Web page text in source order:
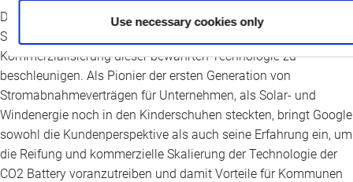
Use necessary cookies only
Durch die direkte Investition in das in Mailand ansässige
Scaleup verstärkt Google sein langfristiges Engagement, die
Kommerzialisierung dieser bewährten Technologie zu
beschleunigen. Als Pionier der ersten Generation von
Stromabnahmeverträgen für Unternehmen, als Solar- und
Windenergie noch in den Kinderschuhen steckten, bringt Google
sowohl die Kundenperspektive als auch seine Erfahrung ein, um
die Reifung und kommerzielle Skalierung der Technologie der
CO2 Battery voranzutreiben und damit Vorteile für Kommunen